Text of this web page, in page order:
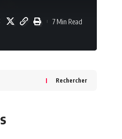
7 Min Read
Rechercher